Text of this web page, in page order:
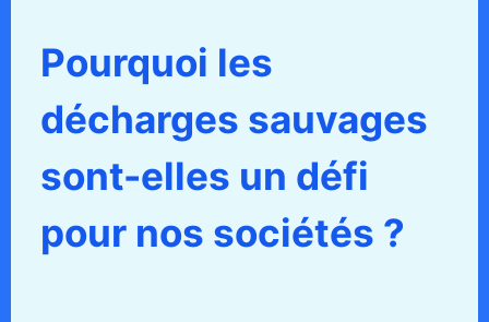
Pourquoi les
décharges sauvages
sont-elles un défi
pour nos sociétés ?